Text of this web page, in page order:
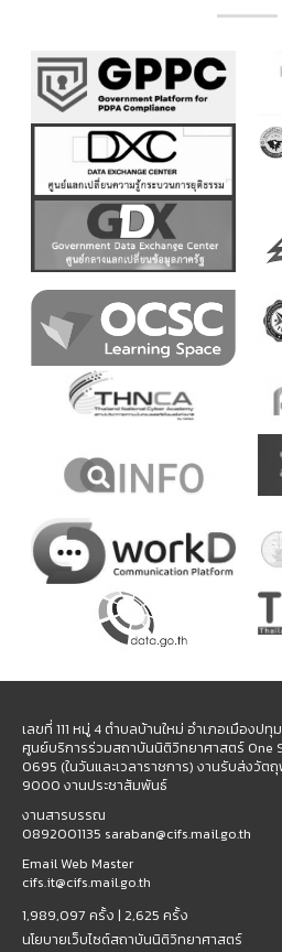
เลขที่ 111 หมู่ 4 ตำบลบ้านใหม่ อำเภอเมืองป
ศูนย์บริการร่วมสถาบันนิติวิทยาศาสตร์ One
0695 (ในวันและเวลาราชการ) งานรับส่งวั
9000 งานประชาสัมพันธ์
งานสารบรรณ
0892001135 saraban@cifs.mail.go.th
Email Web Master
cifs.it@cifs.mail.go.th
1,989,097 ครั้ง | 2,625 ครั้ง
นโยบายเว็บไซต์สถาบันนิติวิทยาศาสตร์